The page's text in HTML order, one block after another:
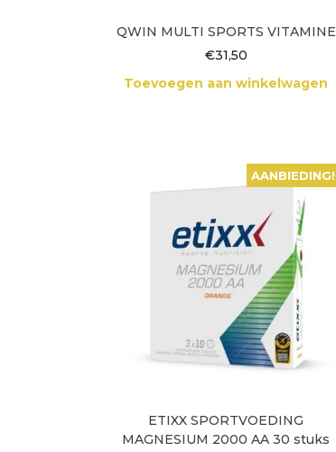
QWIN MULTI SPORTS VITAMINE
€31,50
Toevoegen aan winkelwagen
AANBIEDING!
ETIXX SPORTVOEDING
MAGNESIUM 2000 AA 30 stuks